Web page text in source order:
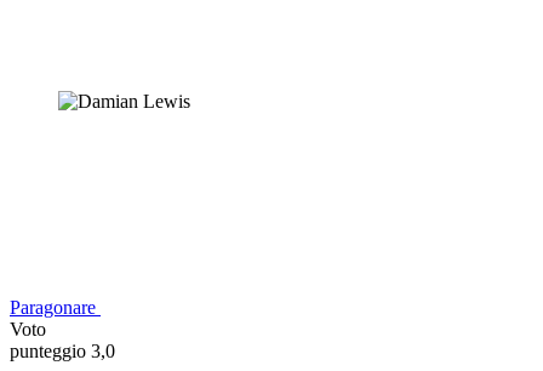
Paragonare
Voto
punteggio 3,0